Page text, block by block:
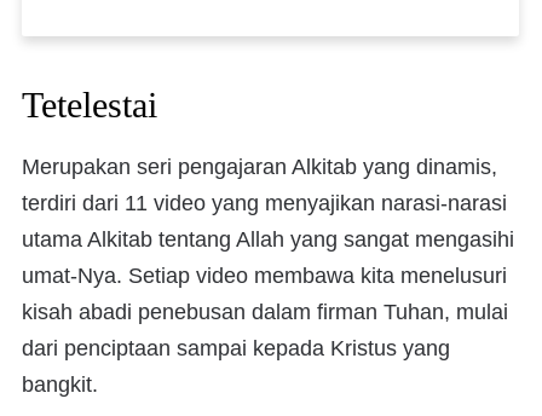
Tetelestai
Merupakan seri pengajaran Alkitab yang dinamis,
terdiri dari 11 video yang menyajikan narasi-narasi
utama Alkitab tentang Allah yang sangat mengasihi
umat-Nya. Setiap video membawa kita menelusuri
kisah abadi penebusan dalam firman Tuhan, mulai
dari penciptaan sampai kepada Kristus yang
bangkit.